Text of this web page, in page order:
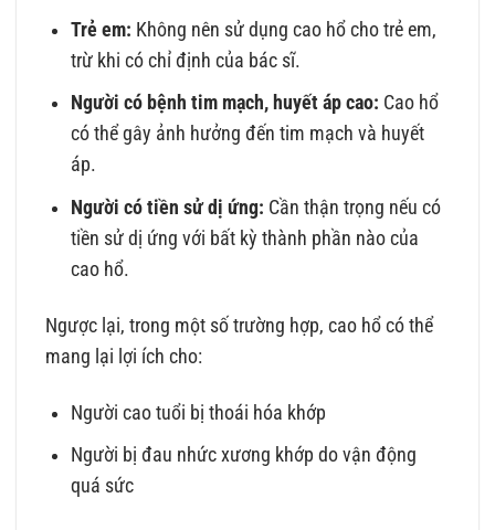
Trẻ em: Không nên sử dụng cao hổ cho trẻ em,
trừ khi có chỉ định của bác sĩ.
Người có bệnh tim mạch, huyết áp cao: Cao hổ
có thể gây ảnh hưởng đến tim mạch và huyết
áp.
Người có tiền sử dị ứng: Cần thận trọng nếu có
tiền sử dị ứng với bất kỳ thành phần nào của
cao hổ.
Ngược lại, trong một số trường hợp, cao hổ có thể
mang lại lợi ích cho:
Người cao tuổi bị thoái hóa khớp
Người bị đau nhức xương khớp do vận động
quá sức